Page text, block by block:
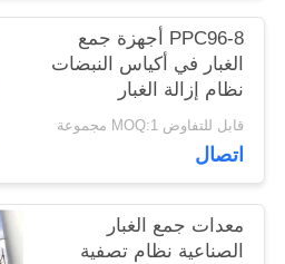
اطلب
اقتباس
خريطة
الموقع
PPC96-8 أجهزة جمع
الغبار في أكياس النبضات
نظام إزالة الغبار
للاستخدام الصناعي
قابل للتفاوض MOQ:1 مجموعة
اتصال
معدات جمع الغبار
الصناعية نظام تصفية